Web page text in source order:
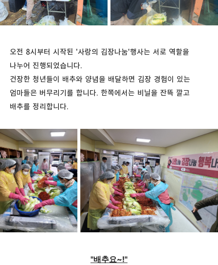
오전 8시부터 시작된 '사랑의 김장나눔'행사는 서로 역할을
나누어 진행되었습니다.
건장한 청년들이 배추와 양념을 배달하면 김장 경험이 있는
엄마들은 버무리기를 합니다. 한쪽에서는 비닐을 잔뜩 깔고
배추를 정리합니다.
"배추요~!"